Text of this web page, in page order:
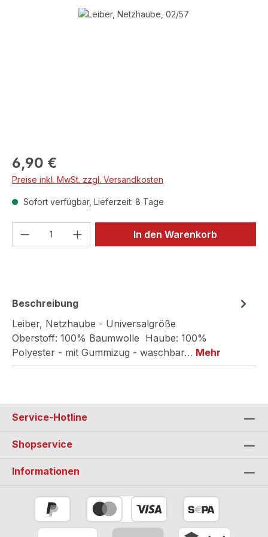
Bildergalerie überspringen
Regulärer Preis:
6,90 €
Preise inkl. MwSt. zzgl. Versandkosten
Sofort verfügbar, Lieferzeit: 8 Tage
Produkt Anzahl: Gib denIn den Warenkorb
Beschreibung
Leiber, Netzhaube - Universalgröße
Oberstoff: 100% Baumwolle Haube: 100%
Polyester - mit Gummizug - waschbar… Mehr
Service-Hotline
Shopservice
Informationen